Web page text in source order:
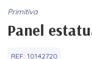
Primitiva
Panel
REF: 10142720